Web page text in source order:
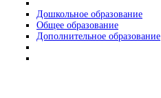
Дошкольное образование
Общее образование
Дополнительное образование